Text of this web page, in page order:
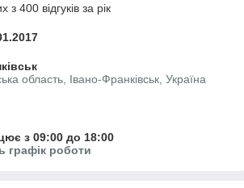
з 400 відгуків за рік
область, Івано-Франківськ, Україна
з 09:00 до 18:00
графік роботи